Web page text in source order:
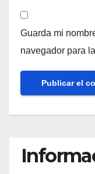
Guarda mi
navegador para